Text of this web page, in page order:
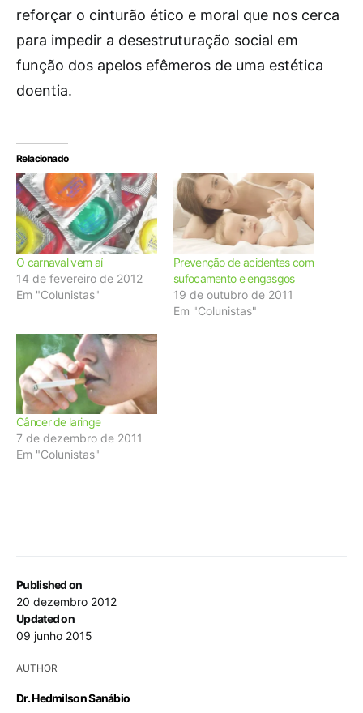
Published on
20 dezembro 2012
Updated on
09 junho 2015
AUTHOR
Dr. Hedmilson Sanábio
reforçar o cinturão ético e moral que nos cerca
para impedir a desestruturação social em
função dos apelos efêmeros de uma estética
doentia.
Relacionado
O carnaval vem aí
14 de fevereiro de 2012
Em "Colunistas"
Prevenção de acidentes com
sufocamento e engasgos
19 de outubro de 2011
Em "Colunistas"
Câncer de laringe
7 de dezembro de 2011
Em "Colunistas"